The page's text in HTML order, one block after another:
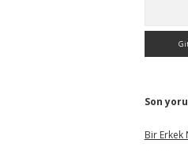
Son
Bir Erkek